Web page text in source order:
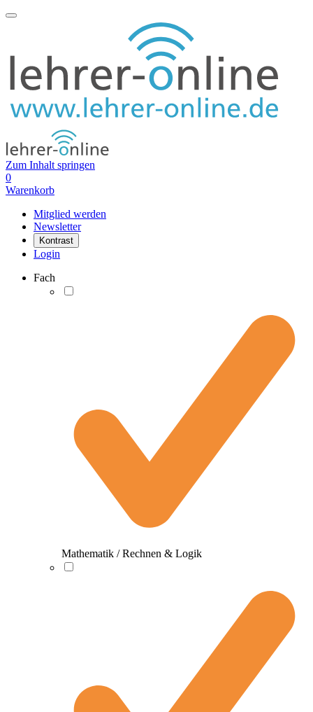
Zum Inhalt springen
0
Warenkorb
Mitglied werden
Newsletter
Kontrast
Login
Fach
Mathematik / Rechnen & Logik